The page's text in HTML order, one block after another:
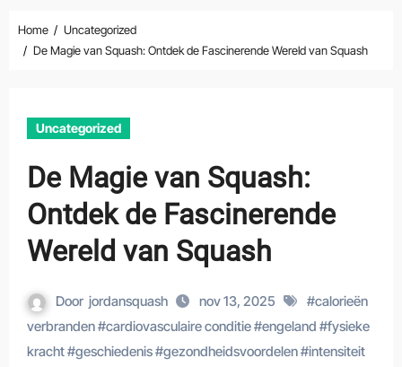
Home
Uncategorized
De Magie van Squash: Ontdek de Fascinerende Wereld van Squash
Uncategorized
De Magie van Squash:
Ontdek de Fascinerende
Wereld van Squash
Door jordansquash nov 13, 2025 #calorieën
verbranden#cardiovasculaire conditie#engeland #fysieke
kracht#geschiedenis#gezondheidsvoordelen#intensiteit